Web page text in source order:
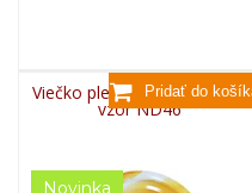
Viečko plechové TWIST 82 -
vzor ND46
Novinka